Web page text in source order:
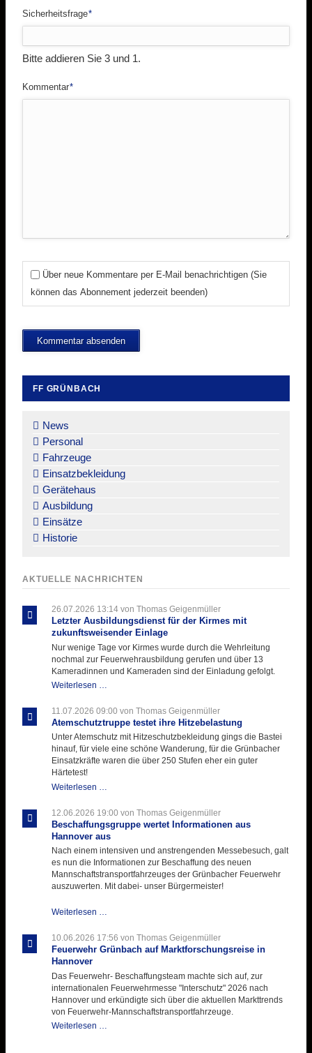
Pflichtfeld
Sicherheitsfrage*
Bitte addieren Sie 3 und 1.
Pflichtfeld
Kommentar*
Über neue Kommentare per E-Mail benachrichtigen (Sie
können das Abonnement jederzeit beenden)
Kommentar absenden
FF GRÜNBACH
überspringen
News
Personal
Fahrzeuge
Einsatzbekleidung
Gerätehaus
Ausbildung
Einsätze
Historie
AKTUELLE NACHRICHTEN
26.07.2026 13:14von Thomas Geigenmüller
Letzter Ausbildungsdienst für der Kirmes mit
zukunftsweisender Einlage
Nur wenige Tage vor Kirmes wurde durch die Wehrleitung
nochmal zur Feuerwehrausbildung gerufen und über 13
Kameradinnen und Kameraden sind der Einladung gefolgt.
Weiterlesen …
für
der
Kirmes
mit
zukunftsweisender
11.07.2026 09:00 von Thomas Geigenmüller
Atemschutztruppe testet ihre Hitzebelastung
Unter Atemschutz mit Hitzeschutzbekleidung gings die Bastei
hinauf, für viele eine schöne Wanderung, für die Grünbacher
Einsatzkräfte waren die über 250 Stufen eher ein guter
Härtetest!
Weiterlesen …
ihre
Hitzebelastung
12.06.2026 19:00 von Thomas Geigenmüller
Beschaffungsgruppe wertet Informationen aus
Hannover aus
Nach einem intensiven und anstrengenden Messebesuch, galt
es nun die Informationen zur Beschaffung des neuen
Mannschaftstransportfahrzeuges der Grünbacher Feuerwehr
auszuwerten. Mit dabei- unser Bürgermeister!
Weiterlesen …
Informationen
aus
10.06.2026 17:56 von Thomas Geigenmüller
Feuerwehr Grünbach auf Marktforschungsreise in
Hannover
Das Feuerwehr- Beschaffungsteam machte sich auf, zur
internationalen Feuerwehrmesse "Interschutz" 2026 nach
Hannover und erkündigte sich über die aktuellen Markttrends
von Feuerwehr-Mannschaftstransportfahrzeuge.
Weiterlesen …